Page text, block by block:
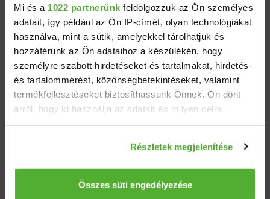
Mi és a 1022 partnerünk feldolgozzuk az Ön személyes
adatait, így például az Ön IP-címét, olyan technológiákat
használva, mint a sütik, amelyekkel tárolhatjuk és
hozzáférünk az Ön adataihoz a készülékén, hogy
személyre szabott hirdetéseket és tartalmakat, hirdetés-
és tartalommérést, közönségbetekintéseket, valamint
termékfejlesztéseket biztosíthassunk Önnek. Ön dönt
arról, hogy ki használja az adatait és milyen célra.
Információgyűjtés az Ön földrajzi elhelyezkedéséről
pár méteres pontossággal
Az Ön készülékén beazonosítása annak konkrét
Részletek megjelenítése
Összes süti engedélyezése
Eladó házak
Eladó lakások
Települések
Albérletek
Adatvédelem Etikai kódex